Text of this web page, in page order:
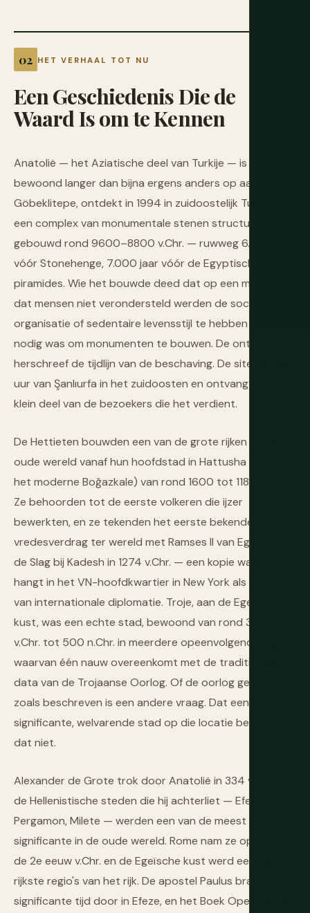
HET VERHAAL TOT NU
EenGeschiedenisDiede
WaardIsomteKennen
Anatolië — het Aziatische deel van Turkije — is continu
bewoond langer dan bijna ergens anders op aarde.
Göbeklitepe, ontdekt in 1994 in zuidoostelijk Turkije, is
een complex van monumentale stenen structuren
gebouwd rond 9600–8800 v.Chr. — ruwweg 6.000 jaar
vóór Stonehenge, 7.000 jaar vóór de Egyptische
piramides. Wie het bouwde deed dat op een moment
dat mensen niet verondersteld werden de sociale
organisatie of sedentaire levensstijl te hebben die
nodig was om monumenten te bouwen. De ontdekking
herschreef de tijdlijn van de beschaving. De site ligt een
uur van Şanlıurfa in het zuidoosten en ontvangt een
klein deel van de bezoekers die het verdient.
De Hettieten bouwden een van de grote rijken van de
oude wereld vanaf hun hoofdstad in Hattusha (nabij
het moderne Boğazkale) van rond 1600 tot 1180 v.Chr.
Ze behoorden tot de eerste volkeren die ijzer
bewerkten, en ze tekenden het eerste bekende
vredesverdrag ter wereld met Ramses II van Egypte na
de Slag bij Kadesh in 1274 v.Chr. — een kopie waarvan
hangt in het VN-hoofdkwartier in New York als symbool
van internationale diplomatie. Troje, aan de Egeïsche
kust, was een echte stad, bewoond van rond 3000
v.Chr. tot 500 n.Chr. in meerdere opeenvolgende lagen,
waarvan één nauw overeenkomt met de traditionele
data van de Trojaanse Oorlog. Of de oorlog gebeurde
zoals beschreven is een andere vraag. Dat een
significante, welvarende stad op die locatie bestond, is
dat niet.
Alexander de Grote trok door Anatolië in 334 v.Chr., en
de Hellenistische steden die hij achterliet — Efeze,
Pergamon, Milete — werden een van de meest
significante in de oude wereld. Rome nam ze op vanaf
de 2e eeuw v.Chr. en de Egeïsche kust werd een van de
rijkste regio's van het rijk. De apostel Paulus bracht
significante tijd door in Efeze, en het Boek Openbaring